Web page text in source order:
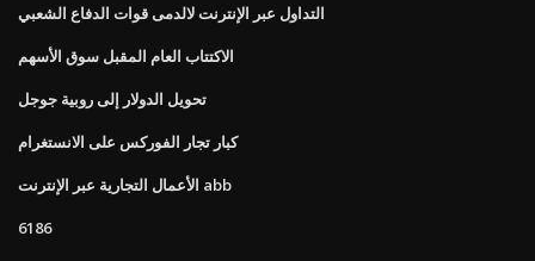
التداول عبر الإنترنت لالدمى قوات الدفاع الشعبي
الاكتتاب العام المقبل سوق الأسهم
تحويل الدولار إلى روبية جوجل
كبار تجار الفوركس على الانستغرام
الأعمال التجارية عبر الإنترنت abb
6186